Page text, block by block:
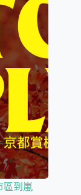
區到嵐